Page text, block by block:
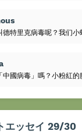
德特里克病毒呢？我们
中國病毒」嗎？小粉紅的
エッセイ 29/30